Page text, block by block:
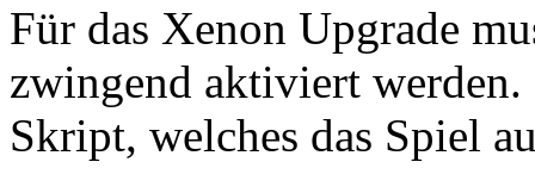
Für das Xenon Upgrade
zwingend aktiviert
Skript, welches das Spiel